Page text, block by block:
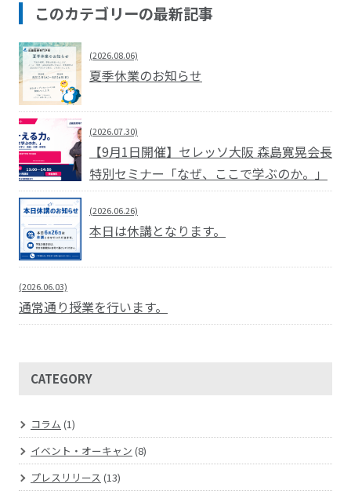
このカテゴリーの最新記事
(2026.08.06)
夏季休業のお知らせ
(2026.07.30)
【9月1日開催】セレッソ大阪 森島寛晃会長
特別セミナー「なぜ、ここで学ぶのか。」
(2026.06.26)
本日は休講となります。
(2026.06.03)
通常通り授業を行います。
CATEGORY
コラム (1)
イベント・オーキャン (8)
プレスリリース (13)